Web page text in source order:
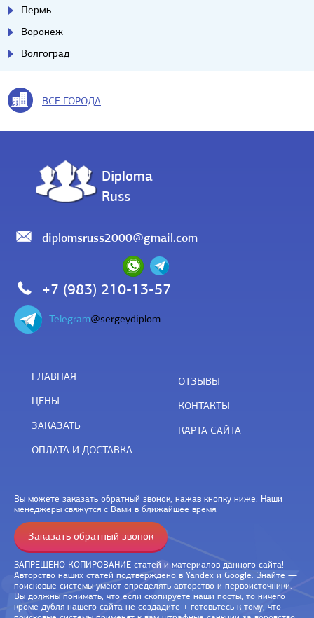
Пермь
Воронеж
Волгоград
ВСЕ ГОРОДА
Diploma
Russ
diplomsruss2000@gmail.com
+7 (983) 210-13-57
Telegram@sergeydiplom
ГЛАВНАЯ
ЦЕНЫ
ЗАКАЗАТЬ
ОПЛАТА И ДОСТАВКА
ОТЗЫВЫ
КОНТАКТЫ
КАРТА САЙТА
Вы можете заказать обратный звонок, нажав кнопку ниже. Наши
менеджеры свяжутся с Вами в ближайшее время.
Заказать обратный звонок
ЗАПРЕЩЕНО КОПИРОВАНИЕ статей и материалов данного сайта!
Авторство наших статей подтверждено в Yandex и Google. Знайте —
поисковые системы умеют определять авторство и первоисточники.
Вы должны понимать, что если скопируете наши посты, то ничего
кроме дубля нашего сайта не создадите + готовьтесь к тому, что